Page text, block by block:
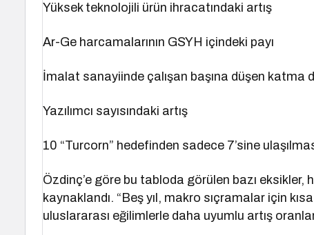
Yüksek teknolojili ürün ihracatındaki artış
Ar-Ge harcamalarının GSYH içindeki payı
İmalat sanayiinde çalışan başına düşen katma
Yazılımcı sayısındaki artış
10 “Turcorn” hedefinden sadece 7’sine
Özdinç’e göre bu tabloda görülen bazı
kaynaklandı. “Beş yıl, makro sıçramalar için
uluslararası eğilimlerle daha uyumlu artış